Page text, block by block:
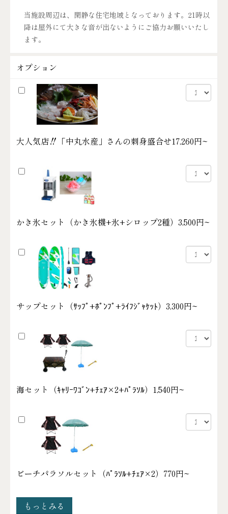
当施設周辺は、閑静な住宅地域となっております。21時以
降は屋外にて大きな音が出ないようにご協力お願いいたし
ます。
オプション
大人気店‼「中丸水産」さんの刺身盛合せ17,260円~
かき氷セット（かき氷機+氷+シロップ2種） 3,500円~
サップセット（ｻｯﾌﾟ+ﾎﾟﾝﾌﾟ+ﾗｲﾌｼﾞｬｹｯﾄ） 3,300円~
海セット（ｷｬﾘｰﾜｺﾞﾝ+ﾁｪｱ×2+ﾊﾟﾗｿﾙ） 1,540円~
ビーチパラソルセット（ﾊﾟﾗｿﾙ+ﾁｪｱ×2） 770円~
もっとみる